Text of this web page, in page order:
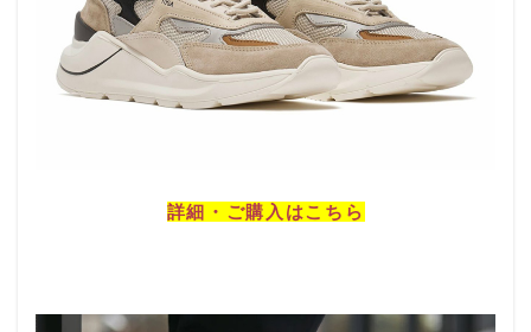
詳細・ご購入はこちら